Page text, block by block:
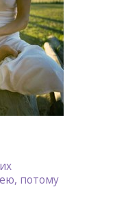
потому